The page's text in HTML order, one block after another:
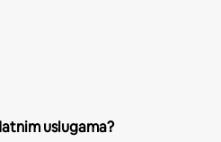
uslugama?